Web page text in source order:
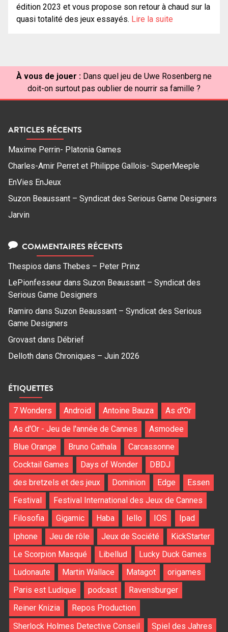
édition 2023 et vous propose son retour à chaud sur la
quasi totalité des jeux essayés. Lire la suite
À vous de jouer : Dans quel jeu de Uwe Rosenberg ne
doit-on surtout pas oublier de nourrir sa famille ?
ARTICLES RÉCENTS
Maxime Perrin- Platonia Games
Charles-Amir Perret et Philippe Gallois- SuperMeeple
EnVies EnJeux
Suzon Beaussant – Syndicat des Serious Game Designers
Jarvin
COMMENTAIRES RÉCENTS
Thespios dans Thebes – Peter Prinz
LePionfesseur dans Suzon Beaussant – Syndicat des
Serious Game Designers
Ramiro dans Suzon Beaussant – Syndicat des Serious
Game Designers
Grovast dans Débrief
Delloth dans Chroniques – Juin 2026
ÉTIQUETTES
7 Wonders Android Antoine Bauza
As d'Or
As d'Or - Jeu de l'année de Cannes
Asmodee
Blue Orange
Bruno Cathala
Carcassonne
Cocktail Games
Days of Wonder
DBDJ
des bretzels et des jeux
Dominion Edge
Essen
Festival
Festival International des Jeux de Cannes
Filosofia
Gigamic Haba Iello IOS
Ipad
Iphone
Jeu de rôle Jeux de Société
KickStarter
Le Scorpion Masqué
Libellud
Lucky Duck Games
Ludonaute
Martin Wallace Matagot
origames
Paris est Ludique
podcast
Ravensburger
Reiner Knizia
Repos Production
Sherlock Holmes Detective Conseil
Spiel des Jahres